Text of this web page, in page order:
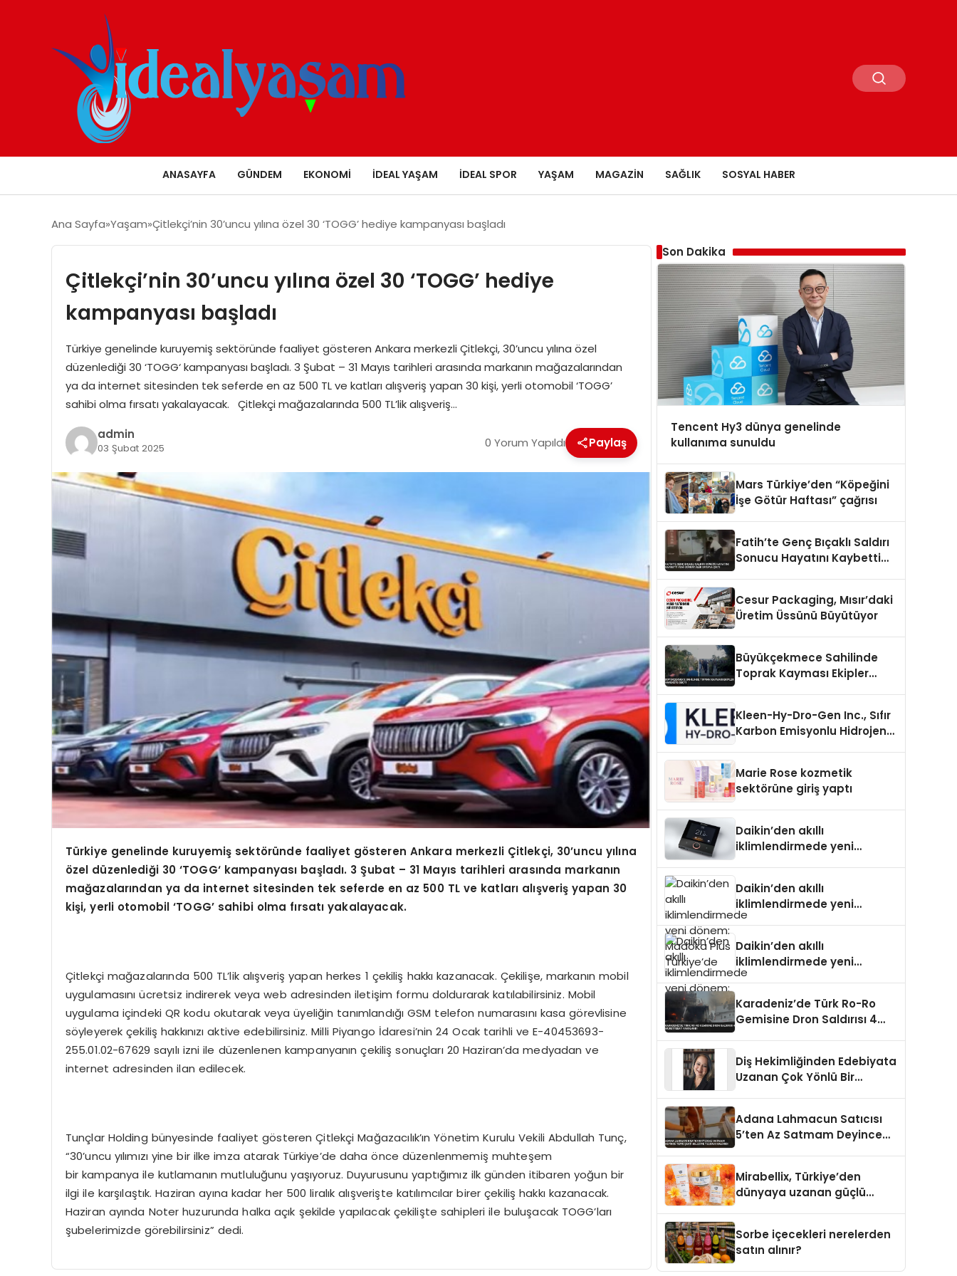
ANASAYFA GÜNDEM EKONOMI İDEAL YAŞAM İDEAL SPOR YAŞAM MAGAZIN SAĞLIK SOSYAL HABER
Ana Sayfa Yaşam Çitlekçi’nin 30’uncu yılına özel 30 ‘TOGG’ hediye kampanyası başladı
Çitlekçi’nin 30’uncu yılına özel 30 ‘TOGG’ hediye
kampanyası başladı
Türkiye genelinde kuruyemiş sektöründe faaliyet gösteren Ankara merkezli Çitlekçi, 30’uncu yılına özel
düzenlediği 30 ‘TOGG‘ kampanyası başladı. 3 Şubat – 31 Mayıs tarihleri arasında markanın mağazalarından
ya da internet sitesinden tek seferde en az 500 TL ve katları alışveriş yapan 30 kişi, yerli otomobil ‘TOGG’
sahibi olma fırsatı yakalayacak. Çitlekçi mağazalarında 500 TL’lik alışveriş…
admin
03 Şubat 2025 0 Yorum Yapıldı Paylaş
Türkiye genelinde kuruyemiş sektöründe faaliyet gösteren Ankara merkezli Çitlekçi, 30’uncu yılına
özel düzenlediği 30 ‘TOGG‘ kampanyası başladı. 3 Şubat – 31 Mayıs tarihleri arasında markanın
mağazalarından ya da internet sitesinden tek seferde en az 500 TL ve katları alışveriş yapan 30
kişi, yerli otomobil ‘TOGG’ sahibi olma fırsatı yakalayacak.
Çitlekçi mağazalarında 500 TL’lik alışveriş yapan herkes 1 çekiliş hakkı kazanacak. Çekilişe, markanın mobil
uygulamasını ücretsiz indirerek veya web adresinden iletişim formu doldurarak katılabilirsiniz. Mobil
uygulama içindeki QR kodu okutarak veya üyeliğin tanımlandığı GSM telefon numarasını kasa görevlisine
söyleyerek çekiliş hakkınızı aktive edebilirsiniz. Milli Piyango İdaresi’nin 24 Ocak tarihli ve E-40453693-
255.01.02-67629 sayılı izni ile düzenlenen kampanyanın çekiliş sonuçları 20 Haziran’da medyadan ve
internet adresinden ilan edilecek.
Tunçlar Holding bünyesinde faaliyet gösteren Çitlekçi Mağazacılık’ın Yönetim Kurulu Vekili Abdullah Tunç,
“30’uncu yılımızı yine bir ilke imza atarak Türkiye’de daha önce düzenlenmemiş muhteşem
bir kampanya ile kutlamanın mutluluğunu yaşıyoruz. Duyurusunu yaptığımız ilk günden itibaren yoğun bir
ilgi ile karşılaştık. Haziran ayına kadar her 500 liralık alışverişte katılımcılar birer çekiliş hakkı kazanacak.
Haziran ayında Noter huzurunda halka açık şekilde yapılacak çekilişte sahipleri ile buluşacak TOGG’ları
şubelerimizde görebilirsiniz” dedi.
Son Dakika
Tencent Hy3 dünya genelinde
kullanıma sunuldu
Mars Türkiye’den “Köpeğini
İşe Götür Haftası” çağrısı
Fatih’te Genç Bıçaklı Saldırı
Sonucu Hayatını Kaybetti
Cesur Packaging, Mısır’daki
Üretim Üssünü Büyütüyor
Büyükçekmece Sahilinde
Toprak Kayması Ekipler
Kleen-Hy-Dro-Gen Inc., Sıfır
Karbon Emisyonlu Hidrojen
Aldı
Marie Rose kozmetik
sektörüne giriş yaptı
Daikin’den akıllı
iklimlendirmede yeni
Daikin’den akıllı
iklimlendirmede yeni
dönem: Madoka Plus
Daikin’den akıllı
iklimlendirmede yeni
dönem: Madoka Plus
Karadeniz’de Türk Ro-Ro
Gemisine Dron Saldırısı 4
Diş Hekimliğinden Edebiyata
Uzanan Çok Yönlü Bir
Adana Lahmacun Satıcısı
5’ten Az Satmam Deyince
Mirabellix, Türkiye’den
dünyaya uzanan güçlü
Sorbe içecekleri nerelerden
satın alınır?